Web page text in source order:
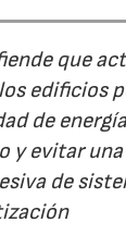
que
edificios
de
y evitar una
de